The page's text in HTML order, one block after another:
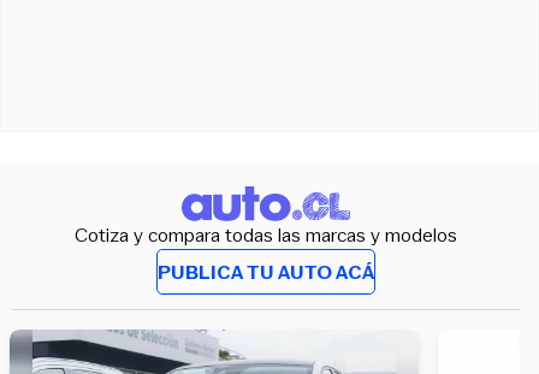
Cotiza y compara todas las marcas y modelos
PUBLICA TU AUTO ACÁ